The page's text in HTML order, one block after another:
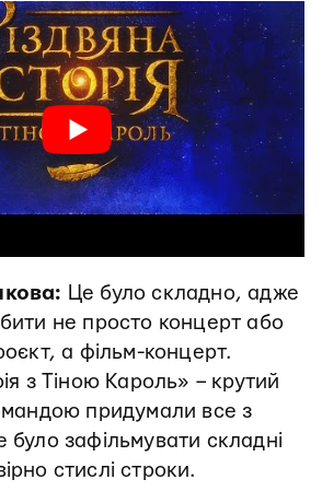
Це було складно, адже
не просто концерт або
а фільм-концерт.
з Тіною Кароль» – крутий
придумали все з
зафільмувати складні
стислі строки.